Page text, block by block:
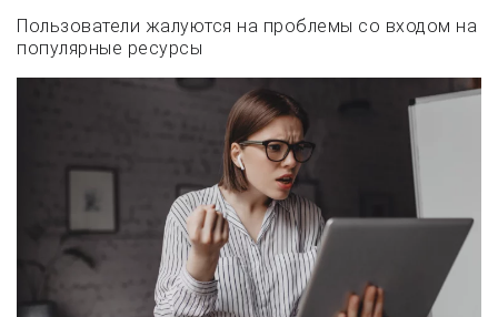
Пользователи жалуются на проблемы со входом на
популярные ресурсы